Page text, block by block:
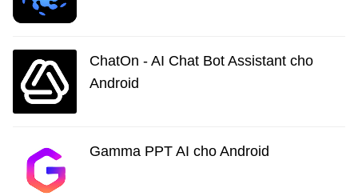
ChatOn - AI Chat Bot Assistant cho
Android
Gamma PPT AI cho Android